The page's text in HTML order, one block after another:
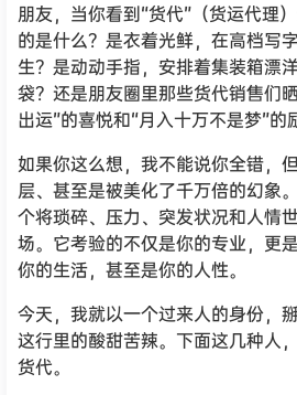
朋友，当你看到“货代”（货运代理
的是什么？是衣着光鲜，在高档写
生？是动动手指，安排着集装箱漂
袋？还是朋友圈里那些货代销售们
出运”的喜悦和“月入十万不是梦”的
如果你这么想，我不能说你全错，
层、甚至是被美化了千万倍的幻象
个将琐碎、压力、突发状况和人情
场。它考验的不仅是你的专业，更
你的生活，甚至是你的人性。
今天，我就以一个过来人的身份，
这行里的酸甜苦辣。下面这几种人
货代。